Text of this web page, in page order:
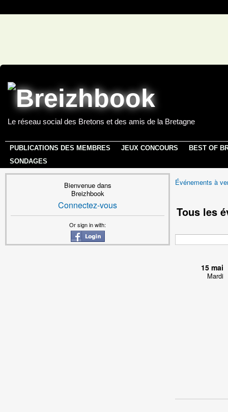
Le réseau social des Bretons et des amis de la Bretagne
PUBLICATIONS DES MEMBRES JEUX CONCOURS
BEST OF
SONDAGES
Bienvenue dans
Breizhbook
Connectez-vous
Or sign in with:
Événements à
Tous les
15 mai
Mardi